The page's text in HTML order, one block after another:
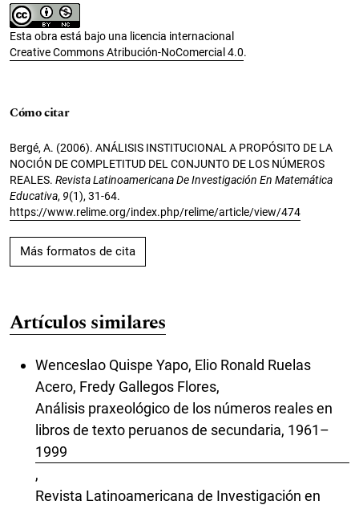
Esta obra está bajo una licencia internacional
Creative Commons Atribución-NoComercial 4.0.
Cómo citar
Bergé, A. (2006). ANÁLISIS INSTITUCIONAL A PROPÓSITO DE LA
NOCIÓN DE COMPLETITUD DEL CONJUNTO DE LOS NÚMEROS
REALES. Revista Latinoamericana De Investigación En Matemática
Educativa, 9(1), 31-64.
https://www.relime.org/index.php/relime/article/view/474
Más formatos de cita
Artículos similares
Wenceslao Quispe Yapo, Elio Ronald Ruelas
Acero, Fredy Gallegos Flores,
Análisis praxeológico de los números reales en
libros de texto peruanos de secundaria, 1961–
1999
,
Revista Latinoamericana de Investigación en